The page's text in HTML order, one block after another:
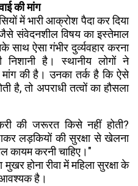
की मांग
में भारी आक्रोश पैदा कर दिया
संवेदनशील विषय का इस्तेमाल
ऐसा गंभीर दुर्व्यवहार करना
है। स्थानीय लोगों ने
की है। उनका तर्क है कि ऐसे
है, तो अपराधी तत्वों का हौसला
की जरूरत किसे नहीं होती?
लड़कियों की सुरक्षा से खेलना
कायम करनी चाहिए।"
होना रीवा में महिला सुरक्षा के
आवश्यक है।